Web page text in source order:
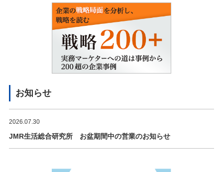
お知らせ
2026.07.30
JMR生活総合研究所 お盆期間中の営業のお知らせ